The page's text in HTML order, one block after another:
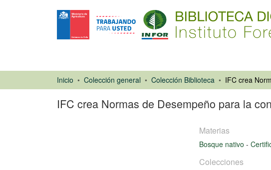
Inicio Colección general Colección Biblioteca
IFC crea Normas de Desempeño para la
Materias
Bosque nativo -
Colecciones